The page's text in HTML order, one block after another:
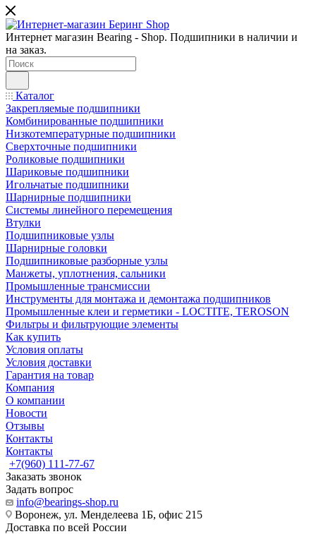
Интернет магазин Bearing - Shop. Подшипники в наличии и
на заказ.
Каталог
Закрепляемые подшипники
Комбинированные подшипники
Низкотемпературные подшипники
Сверхточные подшипники
Роликовые подшипники
Шариковые подшипники
Игольчатые подшипники
Шарнирные подшипники
Системы линейного перемещения
Втулки
Подшипниковые узлы
Шарнирные головки
Подшипниковые разборные узлы
Манжеты, уплотнения, сальники
Промышленные трансмиссии
Инструменты для монтажа и демонтажа подшипников
Промышленные клеи и герметики - LOCTITE, TEROSON
Фильтры и фильтрующие элементы
Как купить
Условия оплаты
Условия доставки
Гарантия на товар
Компания
О компании
Новости
Отзывы
Контакты
Контакты
+7(960) 111-77-67
Заказать звонок
Задать вопрос
info@bearings-shop.ru
Воронеж, ул. Менделеева 1Б, офис 215
Доставка по всей России